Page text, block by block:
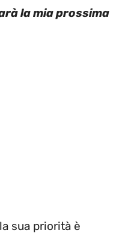
la mia prossima
sua priorità è